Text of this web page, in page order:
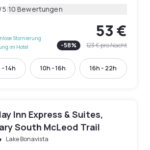
/5|10 Bewertungen
Stornierung
im Hotel
53 €
-58% 123 €pro Nacht
14h 10h - 16h 16h - 22h
Inn Express & Suites,
South McLeod Trail
Lake Bonavista